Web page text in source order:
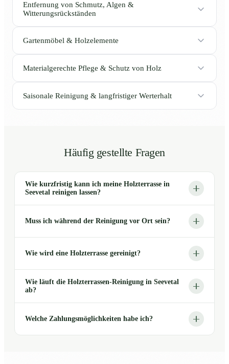
Entfernung von Schmutz, Algen &
Witterungsrückständen
Gartenmöbel & Holzelemente
Materialgerechte Pflege & Schutz von Holz
Saisonale Reinigung & langfristiger Werterhalt
Häufig gestellte Fragen
Wie kurzfristig kann ich meine Holzterrasse in
Seevetal reinigen lassen?
Muss ich während der Reinigung vor Ort sein?
Wie wird eine Holzterrasse gereinigt?
Wie läuft die Holzterrassen-Reinigung in Seevetal
ab?
Welche Zahlungsmöglichkeiten habe ich?